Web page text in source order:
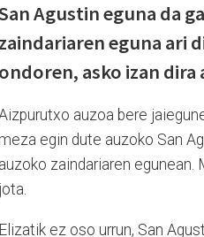
Agustin eguna da
zaindariaren eguna ari
ondoren, asko izan
auzoa bere
meza egin dute auzoko San
auzoko zaindariaren
jota.
Elizatik ez oso urrun, San